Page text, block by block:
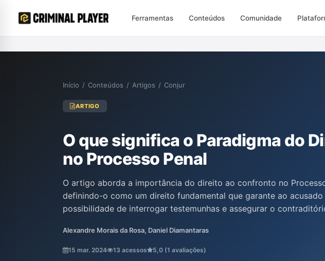
Ferramentas Conteúdos Comunidade
Início / Conteúdos / Artigos / Conjur
ARTIGO
O que significa o Paradigma do
no Processo Penal
O artigo aborda a importância do direito ao confronto no
definindo-o como um direito fundamental que garante ao acusado
possibilidade de interrogar testemunhas e assegurar o
constitucionais e internacionais, e assegura a participação efetiva
produção de provas, visando evitar erros judiciais e abusos. Além
Alexandre Morais da Rosa, Daniel Diamantaras
15 mar. 2024 13 acessos 5,0 (1 avaliações)